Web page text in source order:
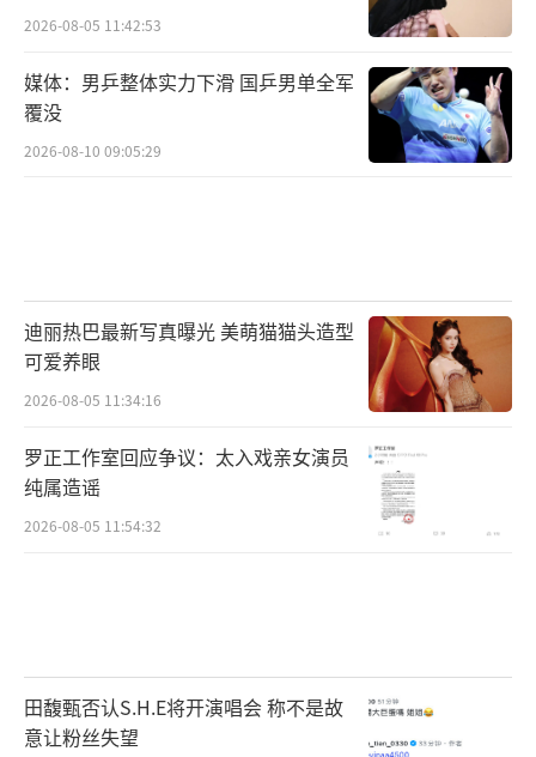
2026-08-05 11:42:53
媒体：男乒整体实力下滑 国乒男单全军
覆没
2026-08-10 09:05:29
迪丽热巴最新写真曝光 美萌猫猫头造型
可爱养眼
2026-08-05 11:34:16
罗正工作室回应争议：太入戏亲女演员
纯属造谣
2026-08-05 11:54:32
田馥甄否认S.H.E将开演唱会 称不是故
意让粉丝失望